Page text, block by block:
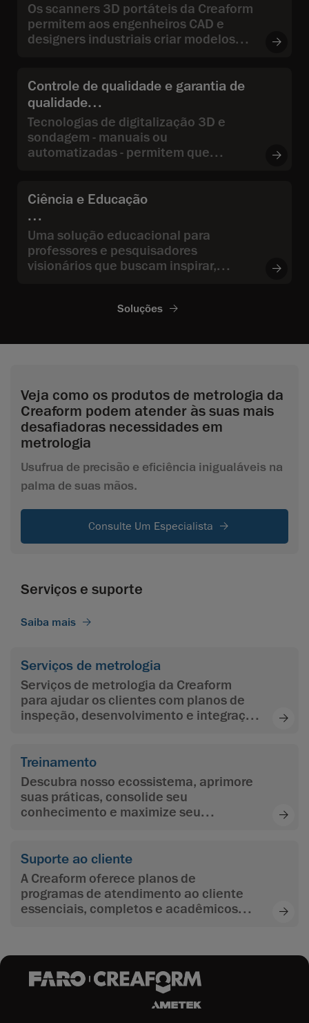
Os scanners 3D portáteis da Creaform
permitem aos engenheiros CAD e
designers industriais criar modelos
Controle de qualidade e garantia de
qualidade
Tecnologias de digitalização 3D e
sondagem - manuais ou
automatizadas - permitem que
meçam as dimensões e validem a
de identificar a causa raiz de
problemas detectados durante
inspeções.
Ciência e Educação
Uma solução educacional para
professores e pesquisadores
visionários que buscam inspirar,
em tecnologias de medição 3D.
Soluções
Veja como os produtos de metrologia da
Creaform podem atender às suas mais
desafiadoras necessidades em
metrologia
Usufrua de precisão e eficiência inigualáveis na
palma de suas mãos.
Consulte Um Especialista
Serviços e suporte
Saiba mais
Serviços de metrologia
Serviços de metrologia da Creaform
para ajudar os clientes com planos de
inspeção, desenvolvimento e integração
Treinamento
Descubra nosso ecossistema, aprimore
suas práticas, consolide seu
conhecimento e maximize seu
Suporte ao cliente
A Creaform oferece planos de
programas de atendimento ao cliente
essenciais, completos e acadêmicos